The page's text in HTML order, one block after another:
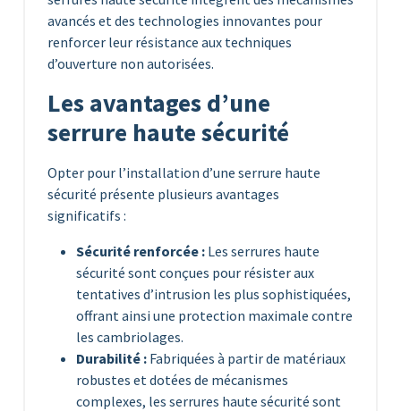
avancés et des technologies innovantes pour
renforcer leur résistance aux techniques
d’ouverture non autorisées.
Les avantages d’une
serrure haute sécurité
Opter pour l’installation d’une serrure haute
sécurité présente plusieurs avantages
significatifs :
Sécurité renforcée : Les serrures haute
sécurité sont conçues pour résister aux
tentatives d’intrusion les plus sophistiquées,
offrant ainsi une protection maximale contre
les cambriolages.
Durabilité : Fabriquées à partir de matériaux
robustes et dotées de mécanismes
complexes, les serrures haute sécurité sont